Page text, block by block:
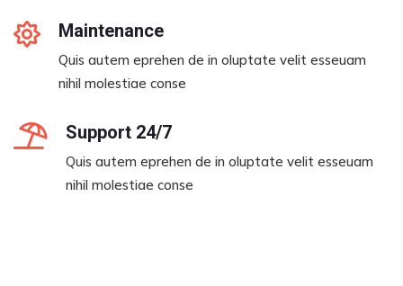
Maintenance
Quis autem eprehen de in oluptate velit esseuam
nihil molestiae conse
Support 24/7
Quis autem eprehen de in oluptate velit esseuam
nihil molestiae conse